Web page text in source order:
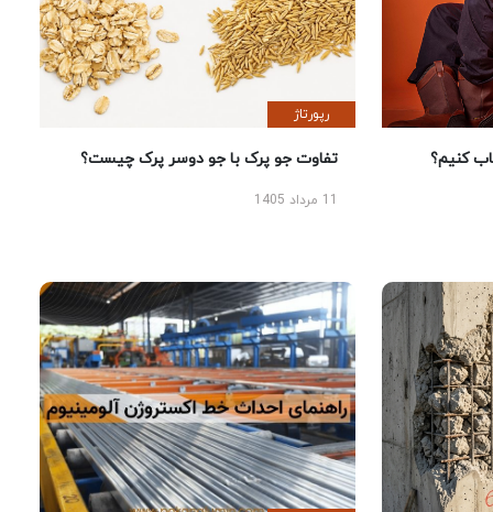
کنیم؟
رپورتاژ
تفاوت جو پرک با جو دوسر پرک چیست؟